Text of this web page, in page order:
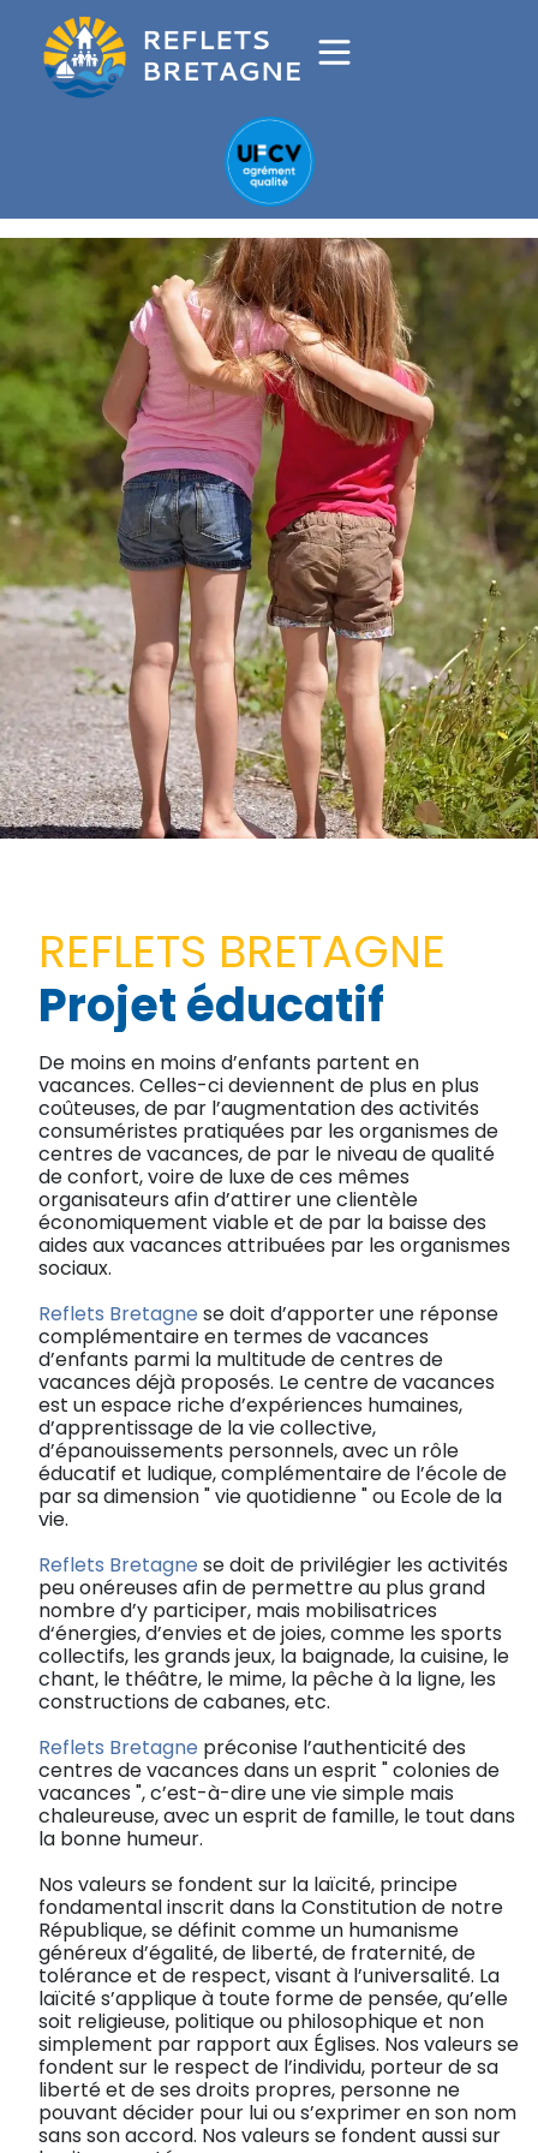
REFLETS BRETAGNE
Projet éducatif
De moins en moins d’enfants partent en
vacances. Celles-ci deviennent de plus en plus
coûteuses, de par l’augmentation des activités
consuméristes pratiquées par les organismes de
centres de vacances, de par le niveau de qualité
de confort, voire de luxe de ces mêmes
organisateurs afin d’attirer une clientèle
économiquement viable et de par la baisse des
aides aux vacances attribuées par les organismes
sociaux.
Reflets Bretagne se doit d’apporter une réponse
complémentaire en termes de vacances
d’enfants parmi la multitude de centres de
vacances déjà proposés. Le centre de vacances
est un espace riche d’expériences humaines,
d’apprentissage de la vie collective,
d’épanouissements personnels, avec un rôle
éducatif et ludique, complémentaire de l’école de
par sa dimension " vie quotidienne " ou Ecole de la
vie.
Reflets Bretagne se doit de privilégier les activités
peu onéreuses afin de permettre au plus grand
nombre d’y participer, mais mobilisatrices
d‘énergies, d’envies et de joies, comme les sports
collectifs, les grands jeux, la baignade, la cuisine, le
chant, le théâtre, le mime, la pêche à la ligne, les
constructions de cabanes, etc.
Reflets Bretagne préconise l’authenticité des
centres de vacances dans un esprit " colonies de
vacances ", c’est-à-dire une vie simple mais
chaleureuse, avec un esprit de famille, le tout dans
la bonne humeur.
Nos valeurs se fondent sur la laïcité, principe
fondamental inscrit dans la Constitution de notre
République, se définit comme un humanisme
généreux d’égalité, de liberté, de fraternité, de
tolérance et de respect, visant à l’universalité. La
laïcité s’applique à toute forme de pensée, qu’elle
soit religieuse, politique ou philosophique et non
simplement par rapport aux Églises. Nos valeurs se
fondent sur le respect de l’individu, porteur de sa
liberté et de ses droits propres, personne ne
pouvant décider pour lui ou s’exprimer en son nom
sans son accord. Nos valeurs se fondent aussi sur